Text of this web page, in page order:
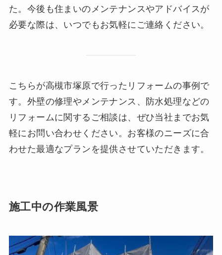
た。今後も住まいのメンテナンスやアドバイスが
必要な際は、いつでもお気軽にご連絡ください。
こちらが高槻市塚原で行ったリフォームの事例で
す。外壁の修理やメンテナンス、防水処理などの
リフォームに関するご相談は、ぜひ当社までお気
軽にお問い合わせください。お客様のニーズに合
わせた最適なプランを提供させていただきます。
施工中の作業風景